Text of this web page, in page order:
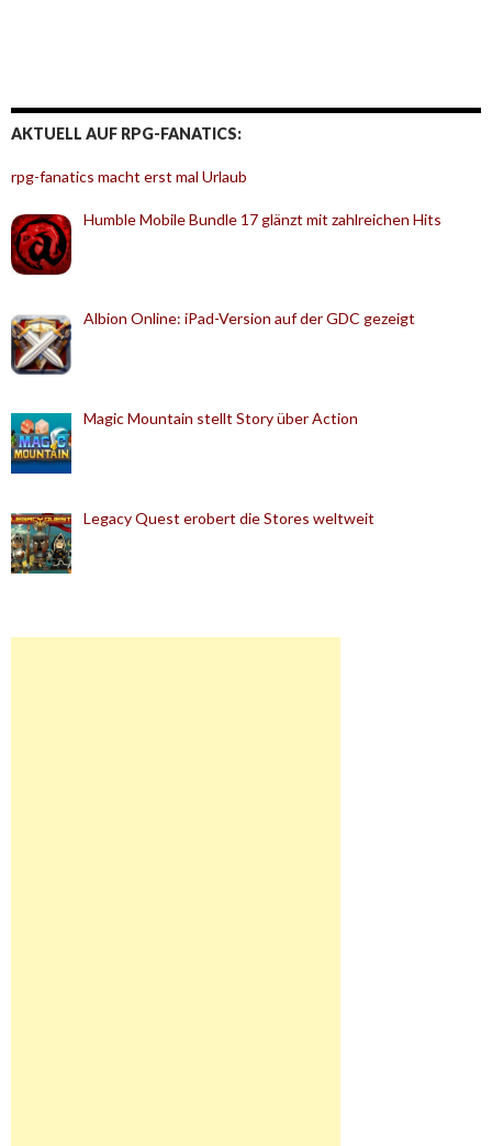
AKTUELL AUF RPG-FANATICS:
rpg-fanatics macht erst mal Urlaub
Humble Mobile Bundle 17 glänzt mit zahlreichen Hits
Albion Online: iPad-Version auf der GDC gezeigt
Magic Mountain stellt Story über Action
Legacy Quest erobert die Stores weltweit